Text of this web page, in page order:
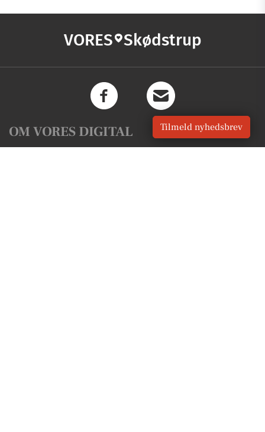
VORES Skødstrup
OM VORES DIGITAL Tilmeld nyhedsbrev